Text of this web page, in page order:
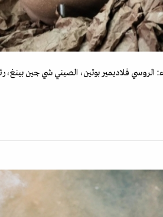
فلاديمير بوتين، الصيني شي جين